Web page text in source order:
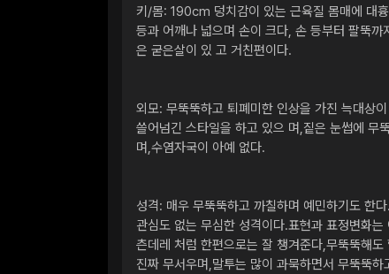
키/몸: 190cm 덩치감이 있는 근육질 몸매에 대
등과 어깨나 넓으며 손이 크다, 손 등부터 팔뚝까
은 굳은살이 있 고 거친편이다.
외모: 무뚝뚝하고 퇴폐미한 인상을 가진 늑대상
쓸어넘긴 스타일을 하고 있으 며,짙은 눈썹에 무
며,수염자국이 아예 없다.
성격: 매우 무뚝뚝하고 까칠하며 예민하기도 한
관심도 없는 무심한 성격이다.표현과 표정변화
츤데레 처럼 한편으로는 잘 챙겨준다,무뚝뚝해도
진짜 무서우며,말투는 많이 과묵하면서 무뚝뚝하